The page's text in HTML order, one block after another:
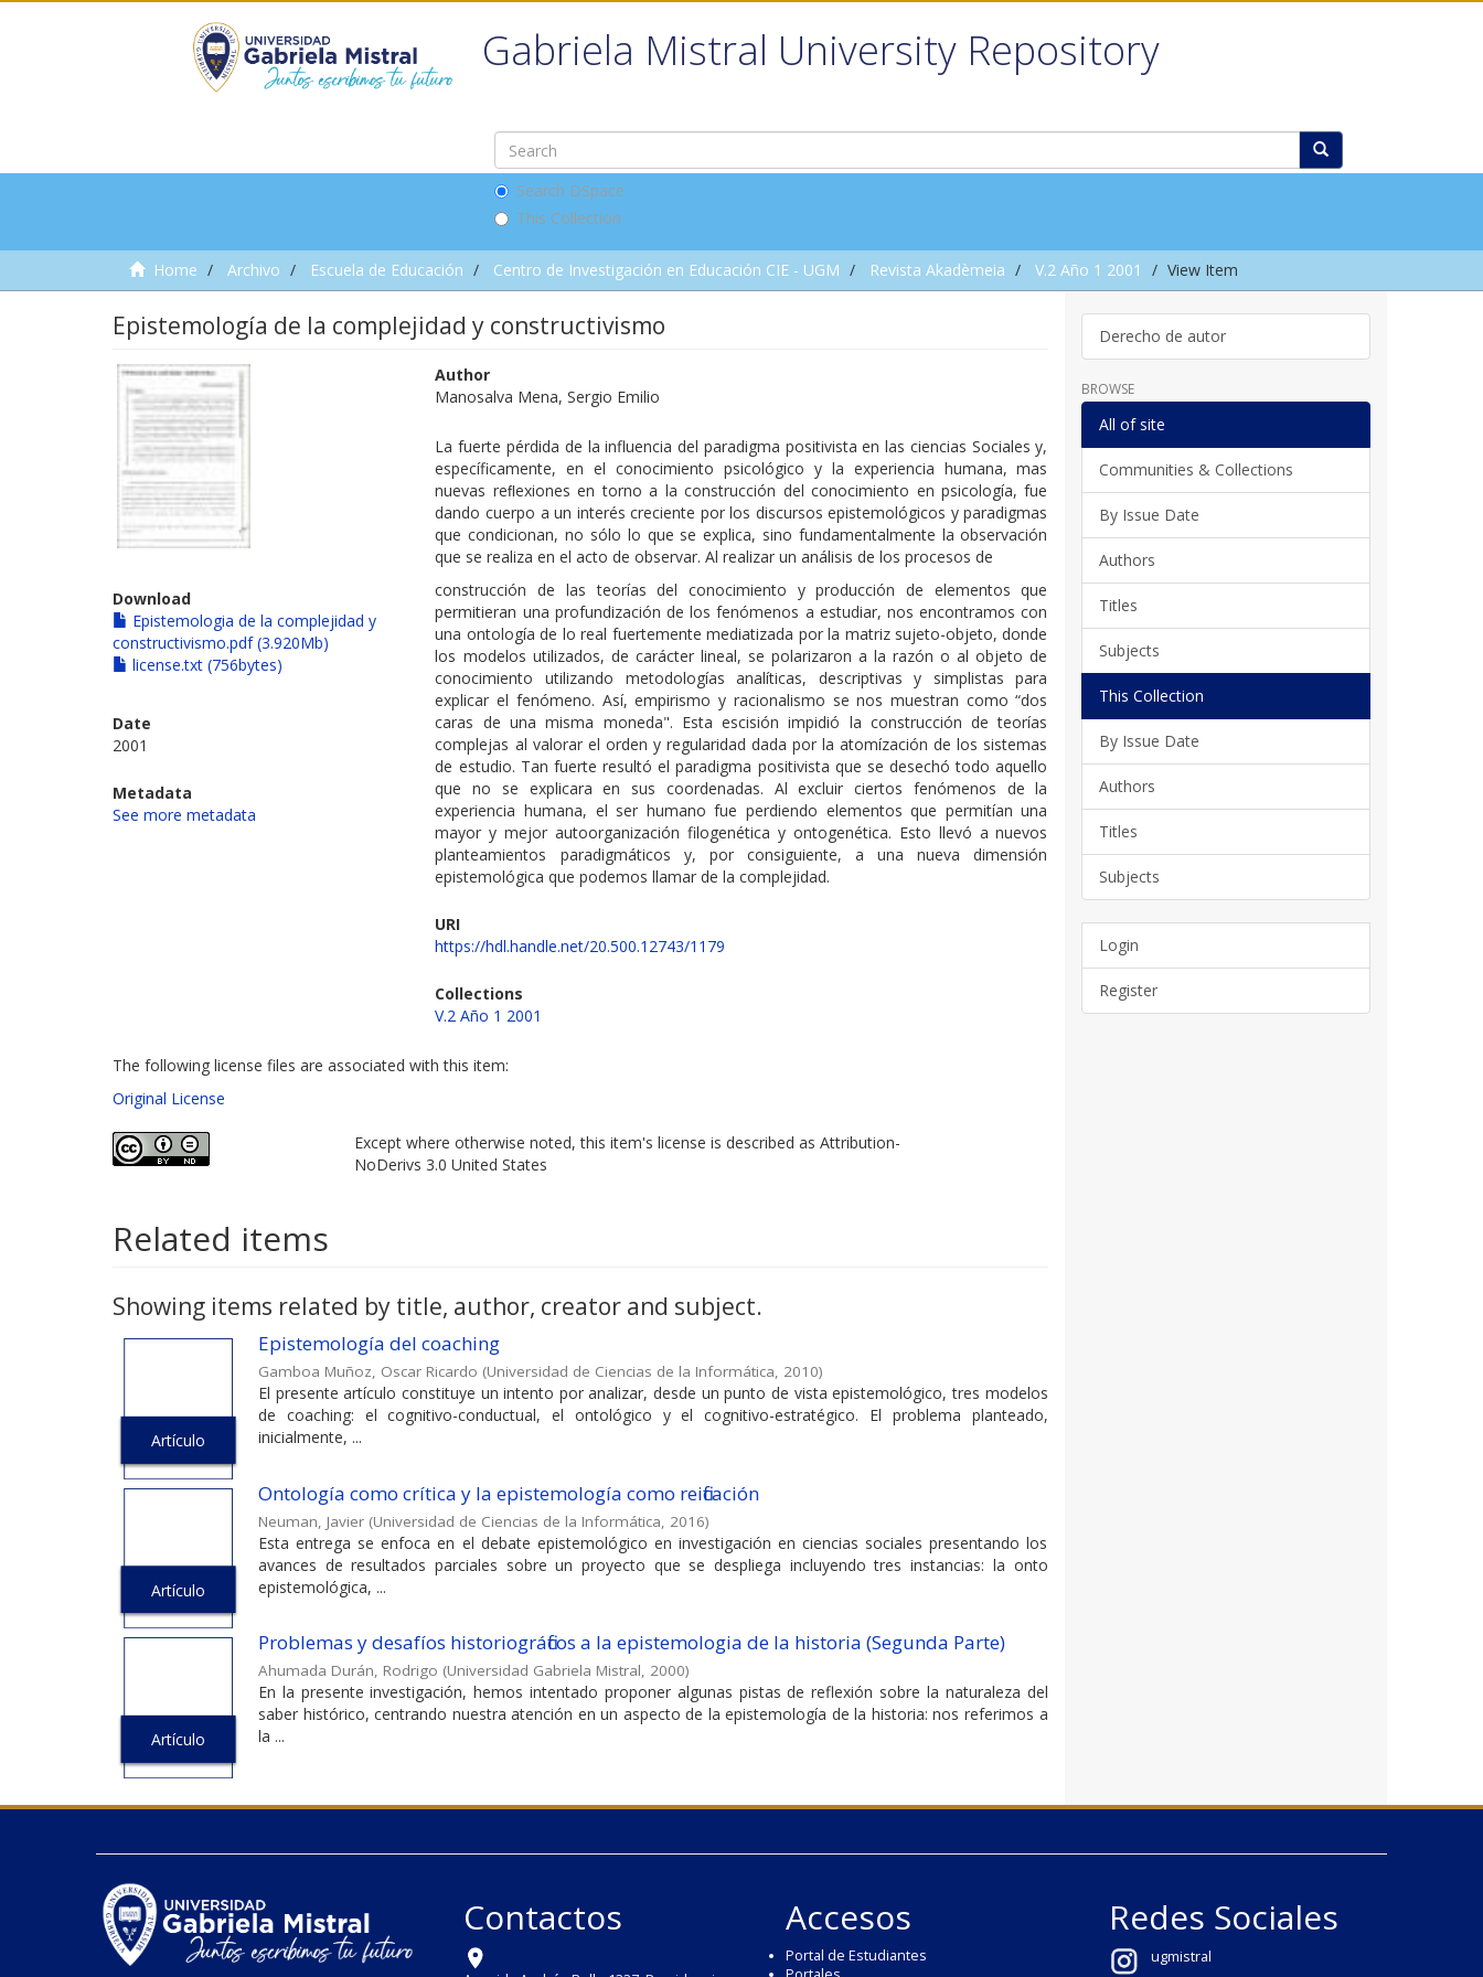
Gabriela Mistral University Repository
Search DSpace
This Collection
Home Archivo Escuela de Educación Centro de Investigación en Educación CIE - UGM Revista Akadèmeia V.2 Año 1 2001 View Item
Epistemología de la complejidad y constructivismo
Download
Epistemologia de la complejidad y
constructivismo.pdf (3.920Mb)
license.txt (756bytes)
Date
2001
Metadata
See more metadata
Author
Manosalva Mena, Sergio Emilio
La fuerte pérdida de la influencia del paradigma positivista en las ciencias Sociales y,
específicamente, en el conocimiento psicológico y la experiencia humana, mas
nuevas reﬂexiones en torno a la construcción del conocimiento en psicología, fue
dando cuerpo a un interés creciente por los discursos epistemológicos y paradigmas
que condicionan, no sólo lo que se explica, sino fundamentalmente la observación
que se realiza en el acto de observar. Al realizar un análisis de los procesos de
construcción de las teorías del conocimiento y producción de elementos que
permitieran una profundización de los fenómenos a estudiar, nos encontramos con
una ontología de lo real fuertemente mediatizada por la matriz sujeto-objeto, donde
los modelos utilizados, de carácter lineal, se polarizaron a la razón o al objeto de
conocimiento utilizando metodologías analíticas, descriptivas y simplistas para
explicar el fenómeno. Así, empirismo y racionalismo se nos muestran como “dos
caras de una misma moneda". Esta escisión impidió la construcción de teorías
complejas al valorar el orden y regularidad dada por la atomízación de los sistemas
de estudio. Tan fuerte resultó el paradigma positivista que se desechó todo aquello
que no se explicara en sus coordenadas. Al excluir ciertos fenómenos de la
experiencia humana, el ser humano fue perdiendo elementos que permitían una
mayor y mejor autoorganización filogenética y ontogenética. Esto llevó a nuevos
planteamientos paradigmáticos y, por consiguiente, a una nueva dimensión
epistemológica que podemos llamar de la complejidad.
URI
https://hdl.handle.net/20.500.12743/1179
Collections
V.2 Año 1 2001
The following license files are associated with this item:
Original License
Except where otherwise noted, this item's license is described as Attribution-
NoDerivs 3.0 United States
Related items
Showing items related by title, author, creator and subject.
Artículo
Epistemología del coaching
Gamboa Muñoz, Oscar Ricardo (Universidad de Ciencias de la Informática, 2010)
El presente artículo constituye un intento por analizar, desde un punto de vista epistemológico, tres modelos
de coaching: el cognitivo-conductual, el ontológico y el cognitivo-estratégico. El problema planteado,
inicialmente, ...
Artículo
Ontología como crítica y la epistemología como reificación
Neuman, Javier (Universidad de Ciencias de la Informática, 2016)
Esta entrega se enfoca en el debate epistemológico en investigación en ciencias sociales presentando los
avances de resultados parciales sobre un proyecto que se despliega incluyendo tres instancias: la onto
epistemológica, ...
Artículo
Problemas y desafíos historiográficos a la epistemologia de la historia (Segunda Parte)
Ahumada Durán, Rodrigo (Universidad Gabriela Mistral, 2000)
En la presente investigación, hemos intentado proponer algunas pistas de reflexión sobre la naturaleza del
saber histórico, centrando nuestra atención en un aspecto de la epistemología de la historia: nos referimos a
la ...
Derecho de autor
BROWSE
All of site
Communities & Collections
By Issue Date
Authors
Titles
Subjects
This Collection
By Issue Date
Authors
Titles
Subjects
Login
Register
Contactos Accesos
Portal de Estudiantes
Redes Sociales
ugmistral